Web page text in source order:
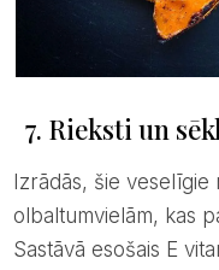
7. Rieksti un
olbaltumvielām, kas
Sastāvā esošais E